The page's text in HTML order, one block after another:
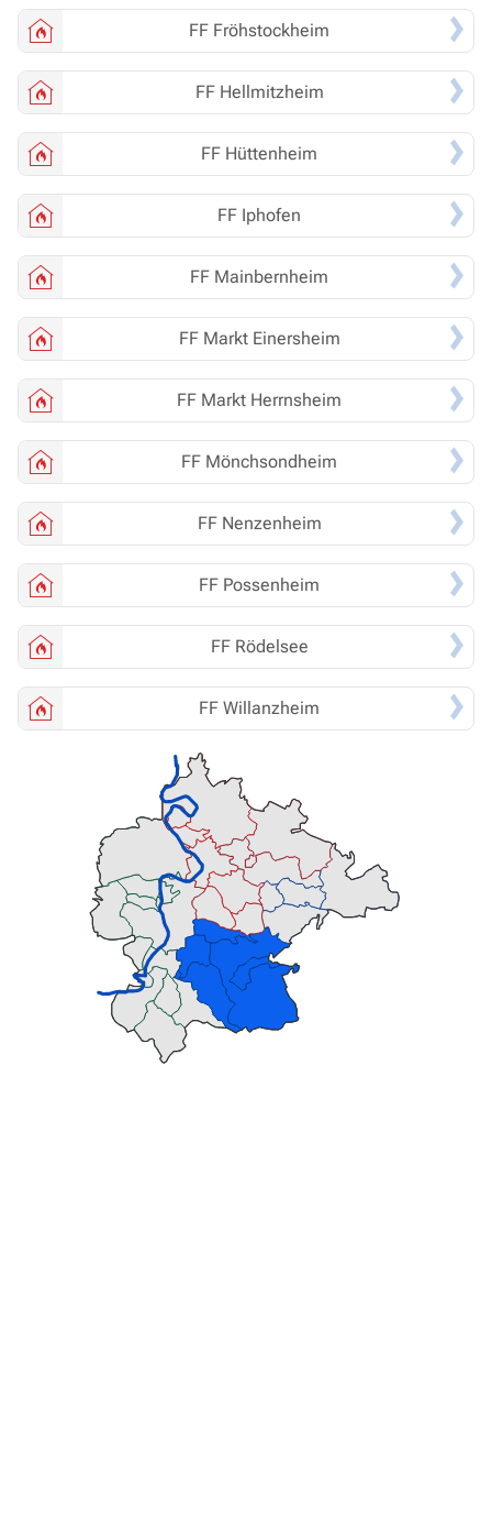
FF Fröhstockheim
FF Hellmitzheim
FF Hüttenheim
FF Iphofen
FF Mainbernheim
FF Markt Einersheim
FF Markt Herrnsheim
FF Mönchsondheim
FF Nenzenheim
FF Possenheim
FF Rödelsee
FF Willanzheim